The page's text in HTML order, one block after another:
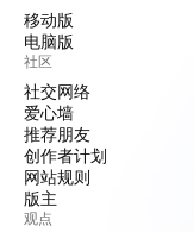
移动版
电脑版
社区
社交网络
爱心墙
推荐朋友
创作者计划
网站规则
版主
观点